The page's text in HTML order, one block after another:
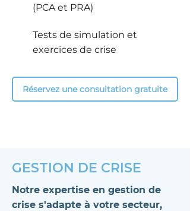
(PCA et PRA)
Tests de simulation et
exercices de crise
Réservez une consultation gratuite
GESTION DE CRISE
Notre expertise en gestion de
crise s'adapte à votre secteur,